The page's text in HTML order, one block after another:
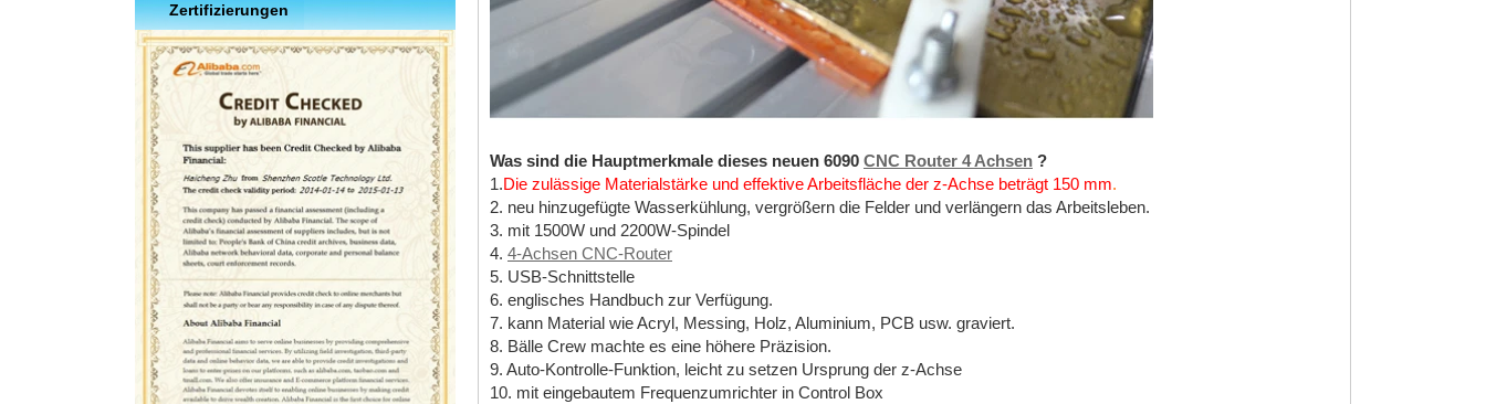
Zertifizierungen
Was sind die Hauptmerkmale dieses neuen 6090 CNC Router 4 Achsen ?
1.Die zulässige Materialstärke und effektive Arbeitsfläche der z-Achse beträgt 150 mm.
2. neu hinzugefügte Wasserkühlung, vergrößern die Felder und verlängern das Arbeitsleben.
3. mit 1500W und 2200W-Spindel
4. 4-Achsen CNC-Router
5. USB-Schnittstelle
6. englisches Handbuch zur Verfügung.
7. kann Material wie Acryl, Messing, Holz, Aluminium, PCB usw. graviert.
8. Bälle Crew machte es eine höhere Präzision.
9. Auto-Kontrolle-Funktion, leicht zu setzen Ursprung der z-Achse
10. mit eingebautem Frequenzumrichter in Control Box